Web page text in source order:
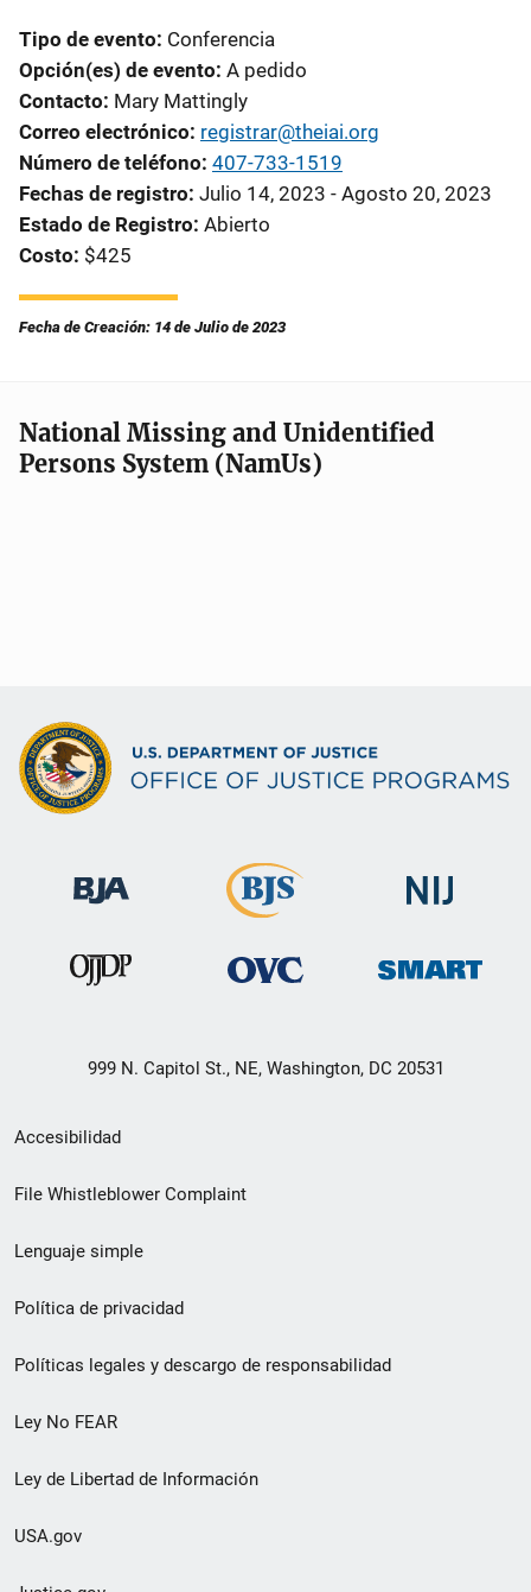
Tipo de evento Conferencia
Opción(es) de evento A pedido
Contacto Mary Mattingly
Correo electrónico registrar@theiai.org
Número de teléfono 407-733-1519
Fechas de registro Julio 14, 2023 - Agosto 20, 2023
Estado de Registro Abierto
Costo $425
Fecha de Creación: 14 de Julio de 2023
National Missing and Unidentified
Persons System (NamUs)
999 N. Capitol St., NE, Washington, DC 20531
Menú
de
de
pie
de
página
Accesibilidad
File Whistleblower Complaint
Lenguaje simple
Política de privacidad
Políticas legales y descargo de responsabilidad
Ley No FEAR
Ley de Libertad de Información
USA.gov